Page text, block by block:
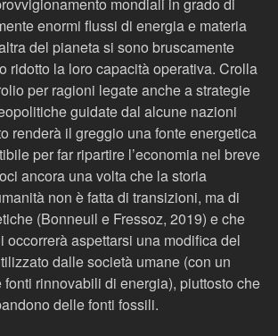
enormi flussi di energia e materia
del pianeta si sono bruscamente
ridotto la loro capacità operativa. Crolla
per ragioni legate anche a strategie
guidate dal alcune nazioni
renderà il greggio una fonte energetica
per far ripartire l’economia nel breve
ancora una volta che la storia
non è fatta di transizioni, ma di
(Bonneuil e Fressoz, 2019) e che
occorrerà aspettarsi una modifica del
dalle società umane (con un
rinnovabili di energia), piuttosto che
delle fonti fossili.